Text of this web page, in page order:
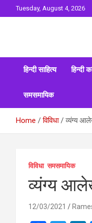
to
Tuesday, August 4, 2026
हिन्दी साहित्य हिन्दी
समसमायिक
Home विविधा व्‍यंग्‍य
विविधा समसमायिक
व्‍यंग्‍य
12/03/2021